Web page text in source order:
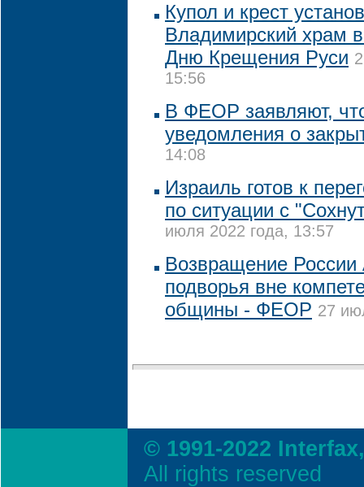
Купол и крест
Владимирский храм
Дню Крещения Руси
15:56
В ФЕОР заявляют,
уведомления о
14:08
Израиль готов к
по ситуации с
июля 2022 года, 13:57
Возвращение России
подворья вне
общины - ФЕОР 27
© 1991-2022
All rights reserved